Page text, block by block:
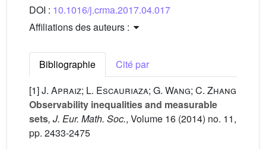
DOI : 10.1016/j.crma.2017.04.017
Affiliations des auteurs :
Bibliographie
Cité par
[1]J. Apraiz; L. Escauriaza; G. Wang; C. Zhang
Observability inequalities and measurable
sets, J. Eur. Math. Soc., Volume 16 (2014) no. 11,
pp. 2433-2475